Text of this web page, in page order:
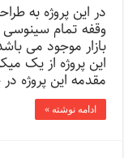
در این پروژه به
بازار موجود می
مقدمه این پروژه
ادامه نوشته »